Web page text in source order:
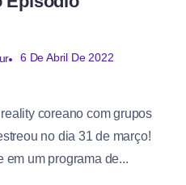
6 De Abril De 2022
coreano com grupos
no dia 31 de março!
em um programa de...